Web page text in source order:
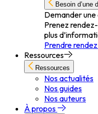
Besoin d’une
Demander une
Prenez
plus
Prendre
Ressources
Ressources
Nos actualités
Nos guides
Nos auteurs
À propos